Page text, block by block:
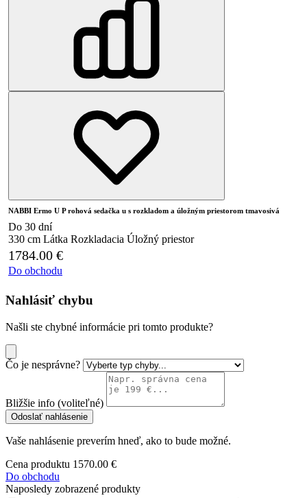
NABBI Ermo U P rohová sedačka u s rozkladom a úložným priestorom tmavosivá
Do 30 dní
330 cm Látka Rozkladacia Úložný priestor
1784.00 €
Do obchodu
Nahlásiť chybu
Našli ste chybné informácie pri tomto produkte?
Čo je nesprávne?
Bližšie info (voliteľné)
Odoslať nahlásenie
Vaše nahlásenie preverím hneď, ako to bude možné.
Cena produktu 1570.00 €
Do obchodu
Naposledy zobrazené produkty